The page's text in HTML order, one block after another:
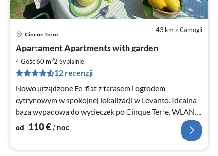
43 km z Camogli
Cinque Terre
Apartament Apartments with garden
4 Gości60 m22 Sypialnie
12 recenzji
Nowo urządzone Fe-flat z tarasem i ogrodem
cytrynowym w spokojnej lokalizacji w Levanto. Idealna
baza wypadowa do wycieczek po Cinque Terre. WLAN.
Właścicielka niemieckojęzyczna.
od 110€/ noc